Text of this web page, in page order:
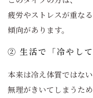
疲労やストレスが重な
傾向があります。
② 生活で「冷やし
本来は冷え体質ではない
無理がきいてしまうた